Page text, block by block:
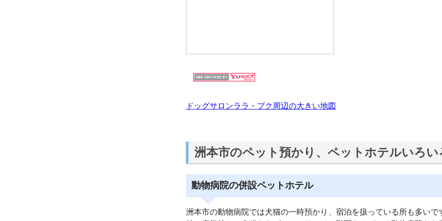
ドッグサロンララ・プク周辺の大きい地図
洲本市のペット預かり、ペットホテルいろい
動物病院の併設ペットホテル
洲本市の動物病院では犬猫の一時預かり、宿泊を扱っている所も多いで